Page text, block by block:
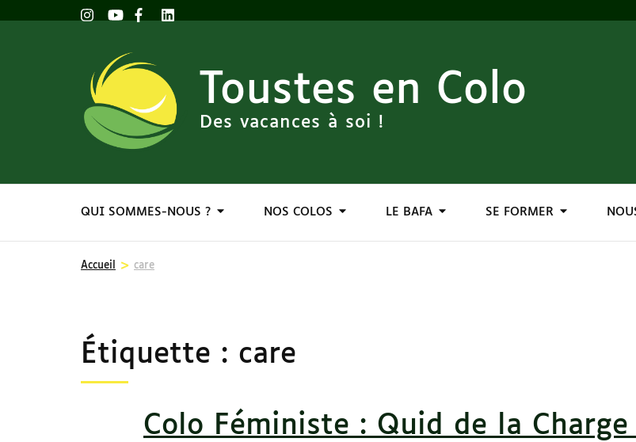
Toustes en Colo
Des vacances à soi !
QUI SOMMES-NOUS ? NOS COLOS LE BAFA SE FORMER
Accueil > care
Étiquette : care
Colo Féministe : Quid de la